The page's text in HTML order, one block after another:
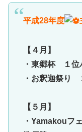
平成28年度
【４月】
・東郷杯 １位
・お釈迦祭り
【５月】
・Yamakouフ